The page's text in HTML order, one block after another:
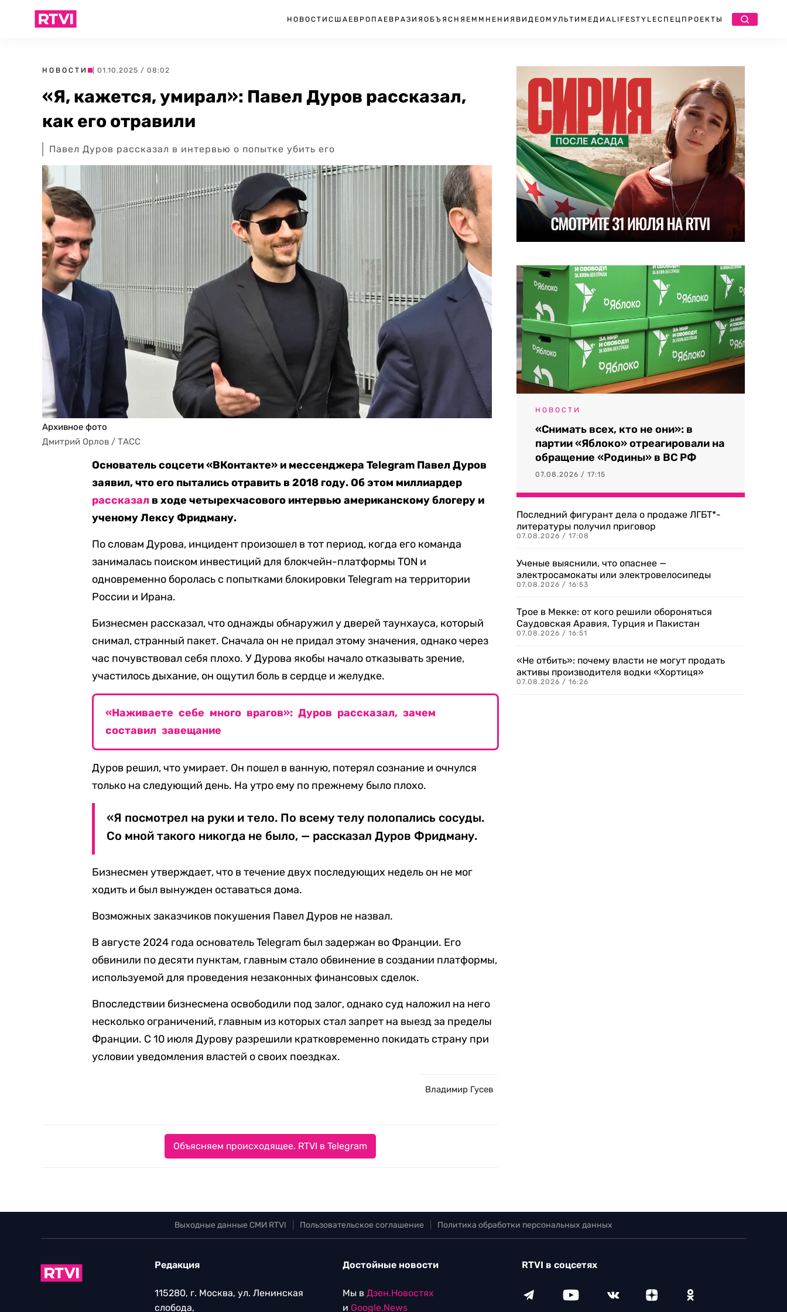
НОВОСТИ США ЕВРОПА ЕВРАЗИЯ ОБЪЯСНЯЕМ МНЕНИЯ ВИДЕО МУЛЬТИМЕДИА LIFESTYLEСПЕЦПРОЕКТЫ
НОВОСТИ | 01.10.2025 / 08:02
«Я, кажется, умирал»: Павел Дуров рассказал,
как его отравили
Павел Дуров рассказал в интервью о попытке убить его
Архивное фото
Дмитрий Орлов / ТАСС
Основатель соцсети «ВКонтакте» и мессенджера Telegram Павел Дуров
заявил, что его пытались отравить в 2018 году. Об этом миллиардер
рассказал в ходе четырехчасового интервью американскому блогеру и
ученому Лексу Фридману.
По словам Дурова, инцидент произошел в тот период, когда его команда
занималась поиском инвестиций для блокчейн-платформы TON и
одновременно боролась с попытками блокировки Telegram на территории
России и Ирана.
Бизнесмен рассказал, что однажды обнаружил у дверей таунхауса, который
снимал, странный пакет. Сначала он не придал этому значения, однако через
час почувствовал себя плохо. У Дурова якобы начало отказывать зрение,
участилось дыхание, он ощутил боль в сердце и желудке.
«Наживаете себе много врагов»: Дуров рассказал, зачем
составил завещание
Дуров решил, что умирает. Он пошел в ванную, потерял сознание и очнулся
только на следующий день. На утро ему по прежнему было плохо.
«Я посмотрел на руки и тело. По всему телу полопались сосуды.
Со мной такого никогда не было, — рассказал Дуров Фридману.
Бизнесмен утверждает, что в течение двух последующих недель он не мог
ходить и был вынужден оставаться дома.
Возможных заказчиков покушения Павел Дуров не назвал.
В августе 2024 года основатель Telegram был задержан во Франции. Его
обвинили по десяти пунктам, главным стало обвинение в создании платформы,
используемой для проведения незаконных финансовых сделок.
Впоследствии бизнесмена освободили под залог, однако суд наложил на него
несколько ограничений, главным из которых стал запрет на выезд за пределы
Франции. С 10 июля Дурову разрешили кратковременно покидать страну при
условии уведомления властей о своих поездках.
Владимир Гусев
Объясняем происходящее. RTVI в Telegram
НОВОСТИ
«Снимать всех, кто не они»: в
партии «Яблоко» отреагировали на
обращение «Родины» в ВС РФ
07.08.2026 / 17:15
Последний фигурант дела о продаже ЛГБТ*-
литературы получил приговор
07.08.2026 / 17:08
Ученые выяснили, что опаснее —
электросамокаты или электровелосипеды
07.08.2026 / 16:53
Трое в Мекке: от кого решили обороняться
Саудовская Аравия, Турция и Пакистан
07.08.2026 / 16:51
«Не отбить»: почему власти не могут продать
активы производителя водки «Хортиця»
07.08.2026 / 16:26
Выходные данные СМИ RTVI Пользовательское соглашение Политика обработки персональных данных
Редакция
115280, г. Москва, ул. Ленинская
слобода,
Достойные новости
Мы в Дзен.Новостях
и Google.News
RTVI в соцсетях